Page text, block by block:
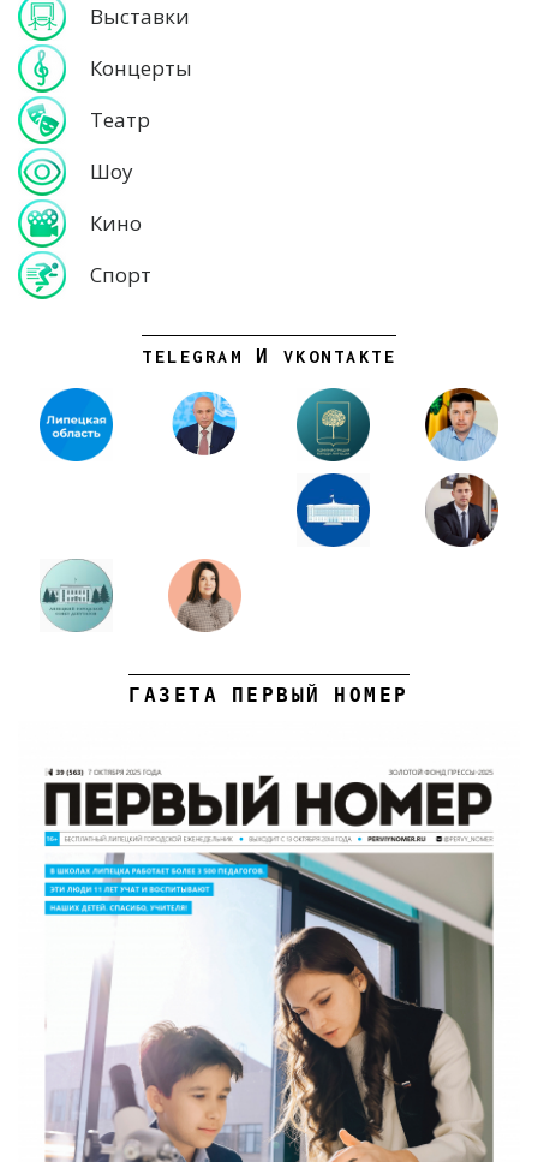
Выставки
Концерты
Театр
Шоу
Кино
Спорт
TELEGRAM И VKONTAKTE
ГАЗЕТА ПЕРВЫЙ НОМЕР